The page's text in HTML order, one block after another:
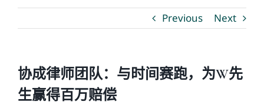
温馨提示
语言Languages
Previous Next
协成律师团队：与时间赛跑，为W先
生赢得百万赔偿